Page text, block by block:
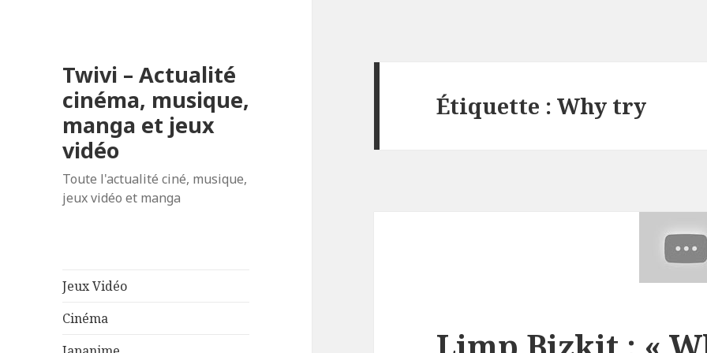
Twivi – Actualité
cinéma, musique,
manga et jeux
vidéo
Toute l'actualité ciné, musique,
jeux vidéo et manga
Jeux Vidéo
Cinéma
Étiquette :Why try